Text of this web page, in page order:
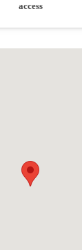
access